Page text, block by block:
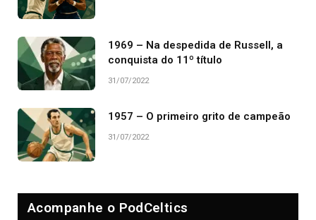
1969 – Na despedida de Russell, a
conquista do 11º título
31/07/2022
1957 – O primeiro grito de campeão
31/07/2022
Acompanhe o PodCeltics